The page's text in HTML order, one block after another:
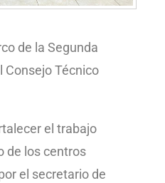
de la Segunda
Consejo Técnico
el trabajo
de los centros
el secretario de